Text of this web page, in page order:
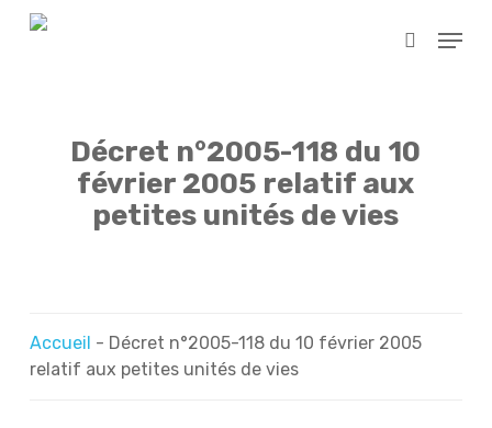
Skip
search
Menu
Décret n°2005-118 du 10
février 2005 relatif aux
petites unités de vies
Accueil - Décret n°2005-118 du 10 février 2005
relatif aux petites unités de vies